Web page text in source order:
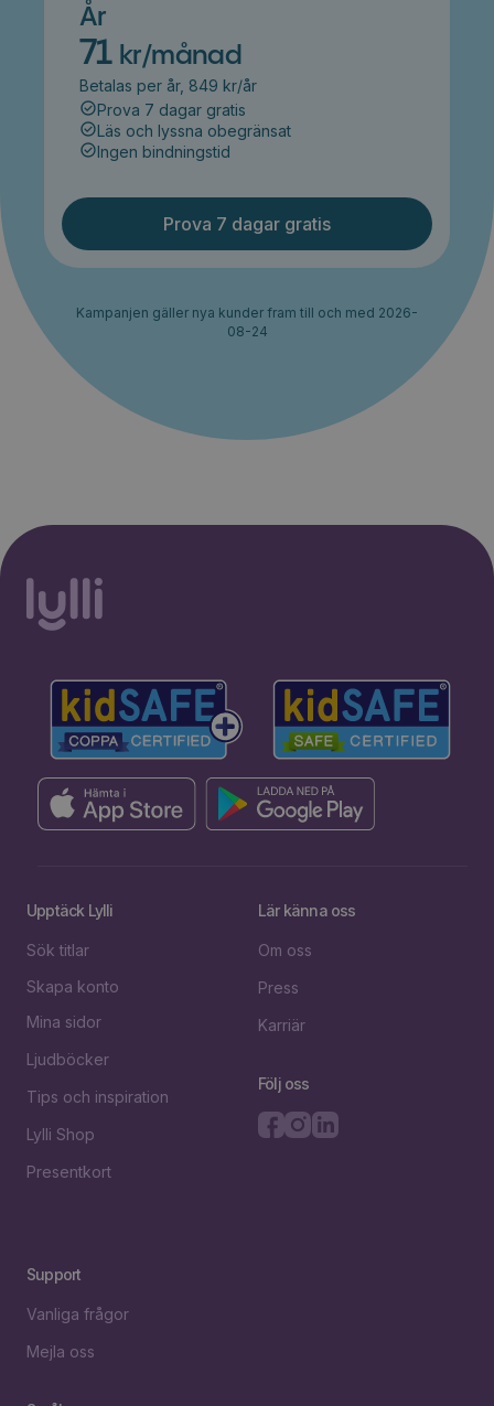
År
71 kr/månad
Betalas per år, 849 kr/år
Prova 7 dagar gratis
Läs och lyssna obegränsat
Ingen bindningstid
Prova 7 dagar gratis
Kampanjen gäller nya kunder fram till och med 2026-
08-24
Upptäck Lylli
Sök titlar
Skapa konto
Mina sidor
Ljudböcker
Tips och inspiration
Lylli Shop
Presentkort
Lär känna oss
Om oss
Press
Karriär
Följ oss
Support
Vanliga frågor
Mejla oss